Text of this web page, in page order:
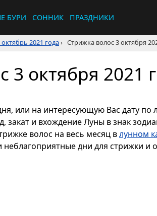
БУРИ СОННИК ПРАЗДНИКИ
2021 года› Стрижка волос 3 октября
3 октября 2021
или на интересующую Вас дату
закат и вхождение Луны в знак
волос на весь месяц влунном
неблагоприятные дни для стрижки и